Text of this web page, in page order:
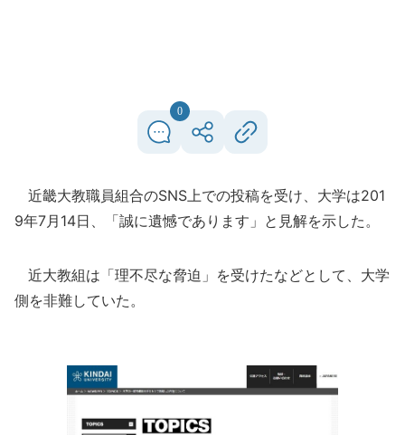
0
近畿大教職員組合のSNS上での投稿を受け、大学は201
9年7月14日、「誠に遺憾であります」と見解を示した。
近大教組は「理不尽な脅迫」を受けたなどとして、大学
側を非難していた。